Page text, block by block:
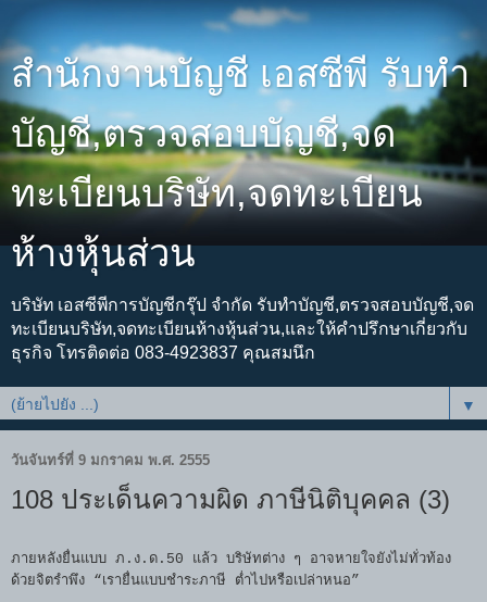
สำนักงานบัญชี เอสซีพี รับทำ
บัญชี,ตรวจสอบบัญชี,จด
ทะเบียนบริษัท,จดทะเบียน
ห้างหุ้นส่วน
บริษัท เอสซีพีการบัญชีกรุ๊ป จำกัด รับทำบัญชี,ตรวจสอบบัญชี,จด
ทะเบียนบริษัท,จดทะเบียนห้างหุ้นส่วน,และให้คำปรึกษาเกี่ยวกับ
ธุรกิจ โทรติดต่อ 083-4923837 คุณสมนึก
▼
วันจันทร์ที่ 9 มกราคม พ.ศ. 2555
108 ประเด็นความผิด ภาษีนิติบุคคล (3)
ภายหลังยื่นแบบ ภ.ง.ด.50 แล้ว บริษัทต่าง ๆ อาจหายใจยังไม่ทั่วท้อง
ด้วยจิตรำพึง “เรายื่นแบบชำระภาษี ต่ำไปหรือเปล่าหนอ”